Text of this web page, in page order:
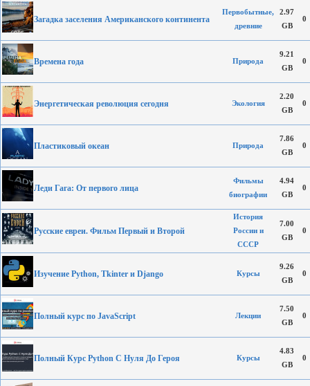
Загадка заселения Американского континента
Первобытные,
древние
2.97
GB
0
Времена года Природа
9.21
GB
0
Энергетическая революция сегодня Экология
2.20
GB
0
Пластиковый океан Природа
7.86
GB
0
Леди Гага: От первого лица
Фильмы
биографии
4.94
GB
0
Русские евреи. Фильм Первый и Второй
История
России и
СССР
7.00
GB
0
Изучение Python, Tkinter и Django Курсы
9.26
GB
0
Полный курс по JavaScript Лекции
7.50
GB
0
Полный Курс Python С Нуля До Героя Курсы
4.83
GB
0